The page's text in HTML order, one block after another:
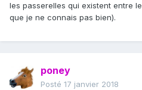
les passerelles qui existent entre
que je ne connais pas bien).
poney
Posté 17 janvier 2018